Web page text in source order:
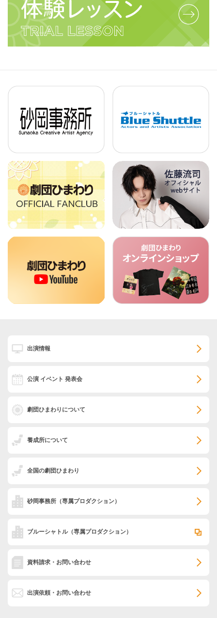
出演情報
公演 イベント 発表会
劇団ひまわりについて
養成所について
全国の劇団ひまわり
砂岡事務所 （専属プロダクション）
ブルーシャトル（専属プロダクション）
資料請求・お問い合わせ
出演依頼・お問い合わせ